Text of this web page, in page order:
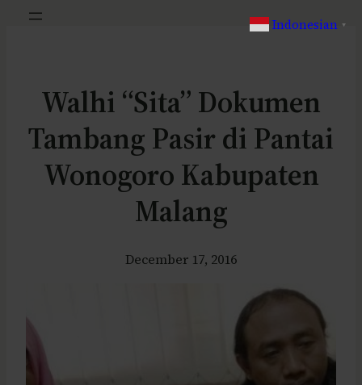
Walhi “Sita” Dokumen
Tambang Pasir di Pantai
Wonogoro Kabupaten
Malang
December 17, 2016
Indonesian ▼